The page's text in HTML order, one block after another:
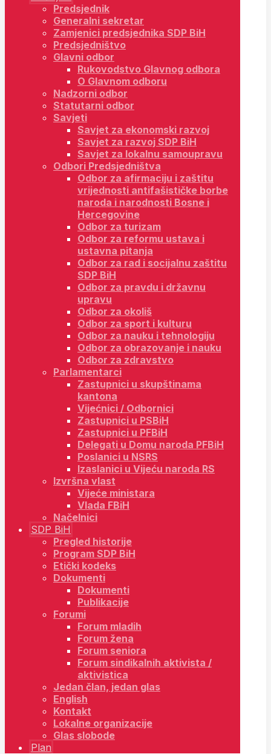
Predsjednik
Generalni sekretar
Zamjenici predsjednika SDP BiH
Predsjedništvo
Glavni odbor
Rukovodstvo Glavnog odbora
O Glavnom odboru
Nadzorni odbor
Statutarni odbor
Savjeti
Savjet za ekonomski razvoj
Savjet za razvoj SDP BiH
Savjet za lokalnu samoupravu
Odbori Predsjedništva
Odbor za afirmaciju i zaštitu
vrijednosti antifašističke borbe
naroda i narodnosti Bosne i
Hercegovine
Odbor za turizam
Odbor za reformu ustava i
ustavna pitanja
Odbor za rad i socijalnu zaštitu
SDP BiH
Odbor za pravdu i državnu
upravu
Odbor za okoliš
Odbor za sport i kulturu
Odbor za nauku i tehnologiju
Odbor za obrazovanje i nauku
Odbor za zdravstvo
Parlamentarci
Zastupnici u skupštinama
kantona
Vijećnici / Odbornici
Zastupnici u PSBiH
Zastupnici u PFBiH
Delegati u Domu naroda PFBiH
Poslanici u NSRS
Izaslanici u Vijeću naroda RS
Izvršna vlast
Vijeće ministara
Vlada FBiH
Načelnici
SDP BiH
Pregled historije
Program SDP BiH
Etički kodeks
Dokumenti
Dokumenti
Publikacije
Forumi
Forum mladih
Forum žena
Forum seniora
Forum sindikalnih aktivista /
aktivistica
Jedan član, jedan glas
English
Kontakt
Lokalne organizacije
Glas slobode
Plan